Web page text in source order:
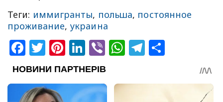
Теги: иммигранты, польша, постоянное
проживание, украина
Facebook
Twitter
Pinterest
LinkedIn
ViberWhatsApp
Telegram